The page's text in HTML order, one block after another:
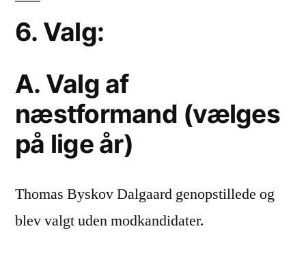
6. Valg:
A. Valg af
næstformand (vælges
på lige år)
Thomas Byskov Dalgaard genopstillede og
blev valgt uden modkandidater.